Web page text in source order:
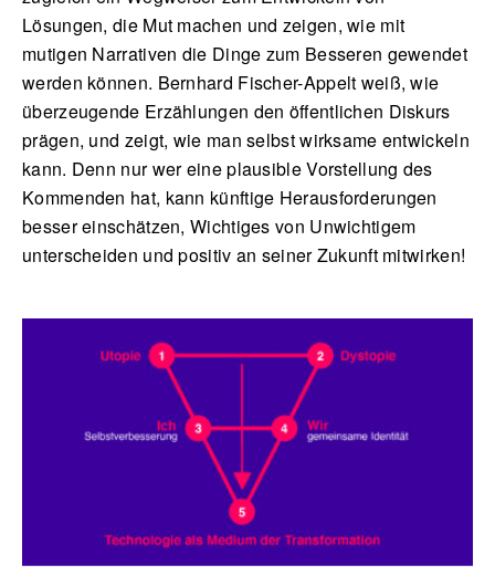
Lösungen, die Mut machen und zeigen, wie mit
mutigen Narrativen die Dinge zum Besseren gewendet
werden können. Bernhard Fischer-Appelt weiß, wie
überzeugende Erzählungen den öffentlichen Diskurs
prägen, und zeigt, wie man selbst wirksame entwickeln
kann. Denn nur wer eine plausible Vorstellung des
Kommenden hat, kann künftige Herausforderungen
besser einschätzen, Wichtiges von Unwichtigem
unterscheiden und positiv an seiner Zukunft mitwirken!